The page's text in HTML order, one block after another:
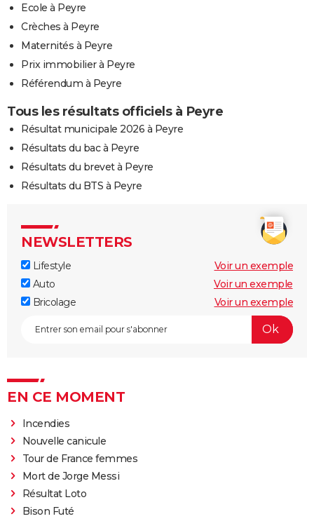
Ecole à Peyre
Crèches à Peyre
Maternités à Peyre
Prix immobilier à Peyre
Référendum à Peyre
Tous les résultats officiels à Peyre
Résultat municipale 2026 à Peyre
Résultats du bac à Peyre
Résultats du brevet à Peyre
Résultats du BTS à Peyre
NEWSLETTERS
Lifestyle
Voir un exemple
Auto
Voir un exemple
Bricolage
Voir un exemple
EN CE MOMENT
Incendies
Nouvelle canicule
Tour de France femmes
Mort de Jorge Messi
Résultat Loto
Bison Futé